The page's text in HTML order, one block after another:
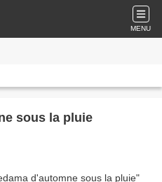
MENU
sous la pluie